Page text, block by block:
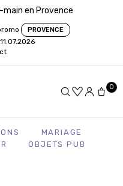
en Provence
PROVENCE
0
MARIAGE
OBJETS PUB